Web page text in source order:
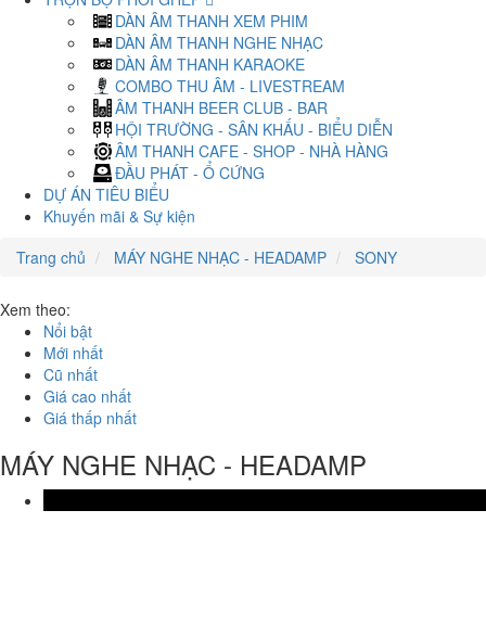
DÀN ÂM THANH XEM PHIM
DÀN ÂM THANH NGHE NHẠC
DÀN ÂM THANH KARAOKE
COMBO THU ÂM - LIVESTREAM
ÂM THANH BEER CLUB - BAR
HỘI TRƯỜNG - SÂN KHẤU - BIỂU DIỄN
ÂM THANH CAFE - SHOP - NHÀ HÀNG
ĐẦU PHÁT - Ổ CỨNG
DỰ ÁN TIÊU BIỂU
Khuyến mãi & Sự kiện
Trang chủ
MÁY NGHE NHẠC - HEADAMP SONY
Xem theo:
Nổi bật
Mới nhất
Cũ nhất
Giá cao nhất
Giá thấp nhất
MÁY NGHE NHẠC - HEADAMP